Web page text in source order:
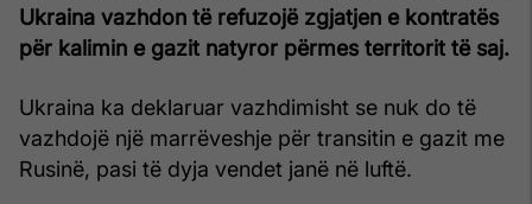
Ukraina vazhdon të refuzojë zgjatjen e kontratës
për kalimin e gazit natyror përmes territorit të saj.
Ukraina ka deklaruar vazhdimisht se nuk do të
vazhdojë një marrëveshje për transitin e gazit me
Rusinë, pasi të dyja vendet janë në luftë.